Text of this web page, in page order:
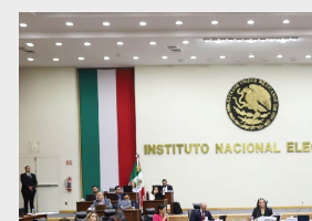
Balean a hombre en calles de la
detonación alarma a vecinos